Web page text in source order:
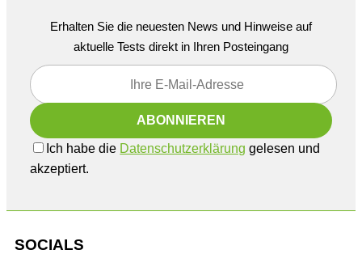
Erhalten Sie die neuesten News und Hinweise auf
aktuelle Tests direkt in Ihren Posteingang
Ich habe die Datenschutzerklärung gelesen und
akzeptiert.
SOCIALS